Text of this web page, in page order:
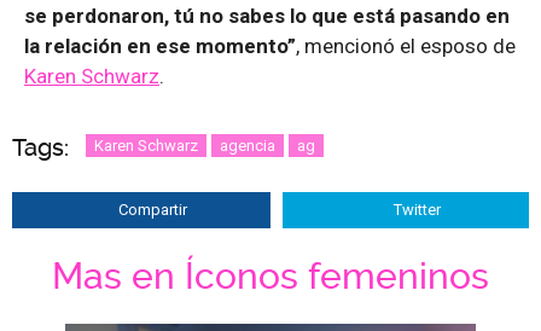
se perdonaron, tú no sabes lo que está pasando en
la relación en ese momento”, mencionó el esposo de
Karen Schwarz.
Tags: Karen Schwarz agencia ag
Compartir Twitter
Mas en Íconos femeninos